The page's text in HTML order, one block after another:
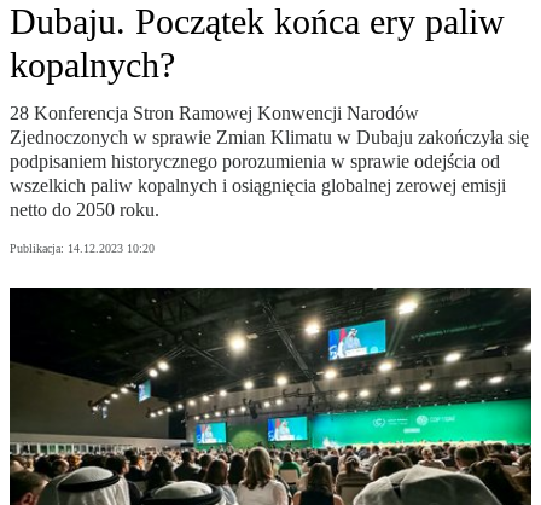
Dubaju. Początek końca ery paliw
kopalnych?
28 Konferencja Stron Ramowej Konwencji Narodów
Zjednoczonych w sprawie Zmian Klimatu w Dubaju zakończyła się
podpisaniem historycznego porozumienia w sprawie odejścia od
wszelkich paliw kopalnych i osiągnięcia globalnej zerowej emisji
netto do 2050 roku.
Publikacja: 14.12.2023 10:20